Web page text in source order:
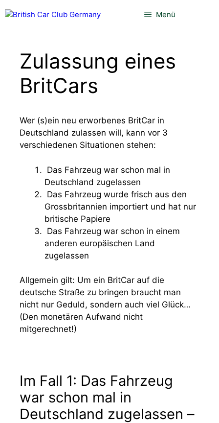
Inhalt
Menü
Zulassung eines
BritCars
Wer (s)ein neu erworbenes BritCar in
Deutschland zulassen will, kann vor 3
verschiedenen Situationen stehen:
Das Fahrzeug war schon mal in
Deutschland zugelassen
Das Fahrzeug wurde frisch aus den
Grossbritannien importiert und hat nur
britische Papiere
Das Fahrzeug war schon in einem
anderen europäischen Land
zugelassen
Allgemein gilt: Um ein BritCar auf die
deutsche Straße zu bringen braucht man
nicht nur Geduld, sondern auch viel Glück…
(Den monetären Aufwand nicht
mitgerechnet!)
Im Fall 1: Das Fahrzeug
war schon mal in
Deutschland zugelassen –